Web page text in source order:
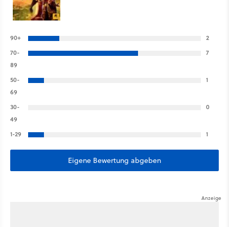
90+
2
70-
89
7
50-
69
1
30-
49
0
1-29 1
Eigene Bewertung abgeben